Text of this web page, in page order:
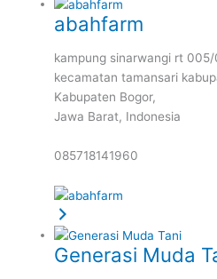
abahfarm
kampung sinarwangi rt
kecamatan tamansari
Kabupaten Bogor,
Jawa Barat, Indonesia
085718141960
Generasi Muda